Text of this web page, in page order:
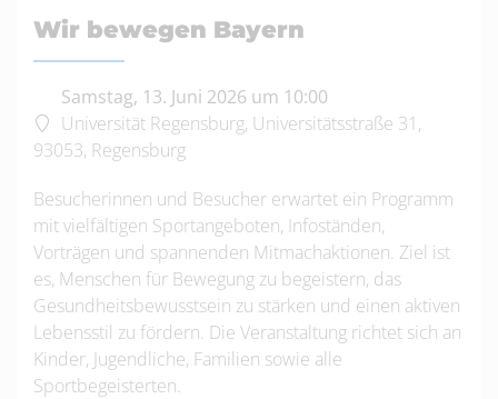
Wir bewegen Bayern
Samstag, 13. Juni 2026 um 10:00
Universität Regensburg, Universitätsstraße 31,
93053, Regensburg
Besucherinnen und Besucher erwartet ein Programm
mit vielfältigen Sportangeboten, Infoständen,
Vorträgen und spannenden Mitmachaktionen. Ziel ist
es, Menschen für Bewegung zu begeistern, das
Gesundheitsbewusstsein zu stärken und einen aktiven
Lebensstil zu fördern. Die Veranstaltung richtet sich an
Kinder, Jugendliche, Familien sowie alle
Sportbegeisterten.